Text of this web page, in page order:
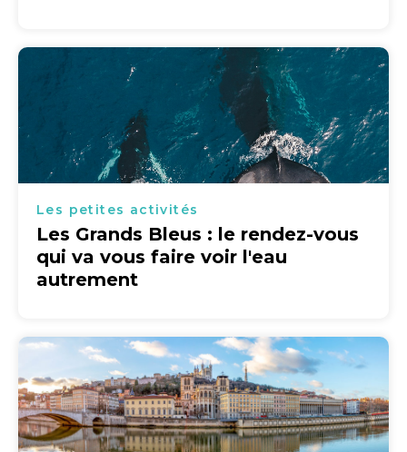
Les petites activités
Les Grands Bleus : le rendez-vous
qui va vous faire voir l'eau
autrement